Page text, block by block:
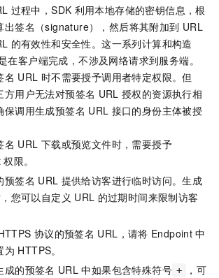
过程中，SDK 利用本地存储的密钥信息，根
出签名（signature），然后将其附加到 URL
的有效性和安全性。这一系列计算和构造
在客户端完成，不涉及网络请求到服务端。
名 URL 时不需要授予调用者特定权限。但
方用户无法对预签名 URL 授权的资源执行相
保调用生成预签名 URL 接口的身份主体被授
名 URL 下载或预览文件时，需要授予
权限。
预签名 URL 提供给访客进行临时访问。生成
您可以自定义 URL 的过期时间来限制访客
协议的预签名 URL，请将 Endpoint 中
为 HTTPS。
成的预签名 URL 中如果包含特殊符号 +
，可